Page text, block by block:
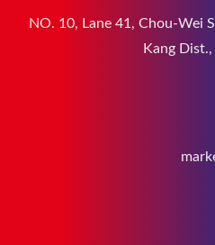
NO. 10, Lane 41, Chou-Wei
Kang